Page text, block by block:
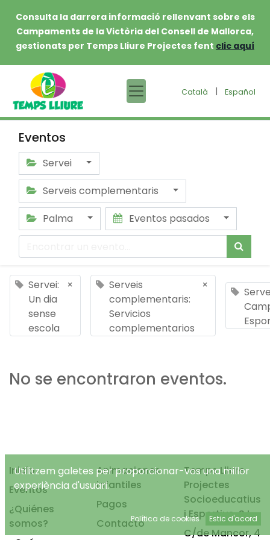
Consulta la darrera informació rellenvant sobre els
Campaments de la Victòria del Consell de Mallorca,
gestionats per Temps Lliure Projectes fent clic aquí
Català | Español
Eventos
Servei
Serveis complementaris
Palma
Eventos pasados
Servei:
Un dia
sense
escola
×
Serveis
complementaris:
Servicios
complementarios
×
No se encontraron eventos.
Inicio
Eventos
¿Quiénes
somos?
Animaciones
infantiles
Pagos
Contacto
Temps Lliure
Projectes
Socioeducatius
i Esportius, S.L.
C/de Mancor, 4
Utilitzem galetes per proporcionar-vos una millor
experiència d'usuari.
Política de cookies Estic d'acord